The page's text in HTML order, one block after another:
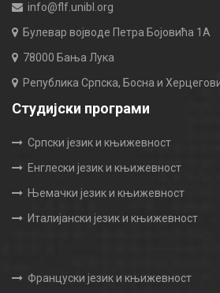
info@flf.unibl.org
Булевар војводе Петра Бојовића 1А
78000 Бања Лука
Република Српска, Босна и
Студијски програми
Српски језик и књижевност
Енглески језик и књижевност
Њемачки језик и књижевност
Италијански језик и књижевност
Француски језик и књижевност